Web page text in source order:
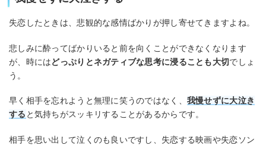
失恋したときは、悲観的な感情ばかりが押し寄せてきますよね。
悲しみに酔ってばかりいると前を向くことができなくなります
が、時にはどっぷりとネガティブな思考に浸ることも大切でしょ
う。
早く相手を忘れようと無理に笑うのではなく、 我慢せずに大泣き
する と気持ちがスッキリすることがあるからです。
相手を思い出して泣くのも良いですし、失恋する映画や失恋ソン